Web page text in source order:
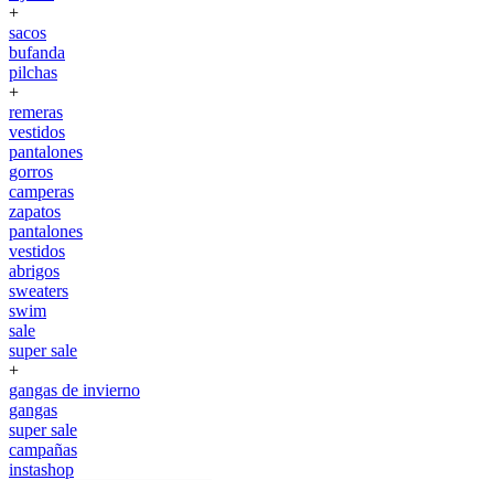
+
sacos
bufanda
pilchas
+
remeras
vestidos
pantalones
gorros
camperas
zapatos
pantalones
vestidos
abrigos
sweaters
swim
sale
super sale
+
gangas de invierno
gangas
super sale
campañas
instashop